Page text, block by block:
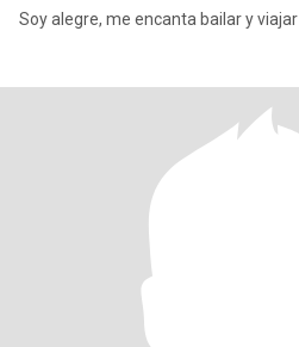
Soy alegre, me encanta bailar y viajar